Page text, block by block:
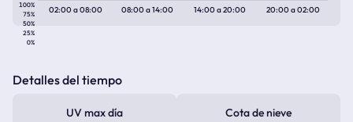
100%
75%
50%
25%
0%
02:00a08:00 08:00a14:00 14:00a20:00 20:00a02:00
Detalles del tiempo
UV max día Cota de nieve